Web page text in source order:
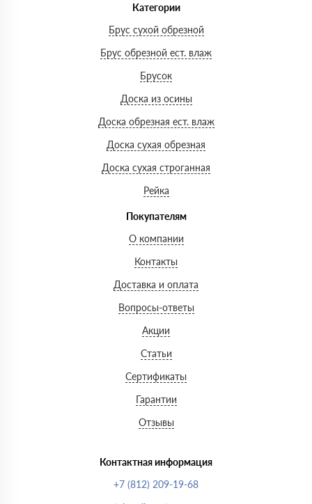
Категории
Брус сухой обрезной
Брус обрезной ест. влаж
Брусок
Доска из осины
Доска обрезная ест. влаж
Доска сухая обрезная
Доска сухая строганная
Рейка
Покупателям
О компании
Контакты
Доставка и оплата
Вопросы-ответы
Акции
Статьи
Сертификаты
Гарантии
Отзывы
Контактная информация
+7 (812) 209-19-68